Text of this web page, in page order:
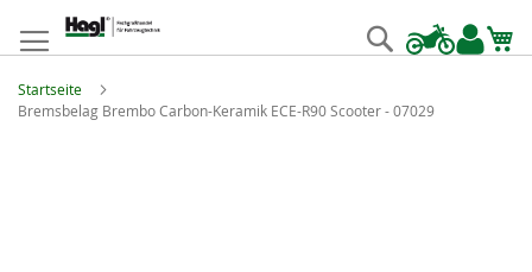
springen
Suche
Startseite
Bremsbelag Brembo Carbon-Keramik ECE-R90 Scooter - 07029